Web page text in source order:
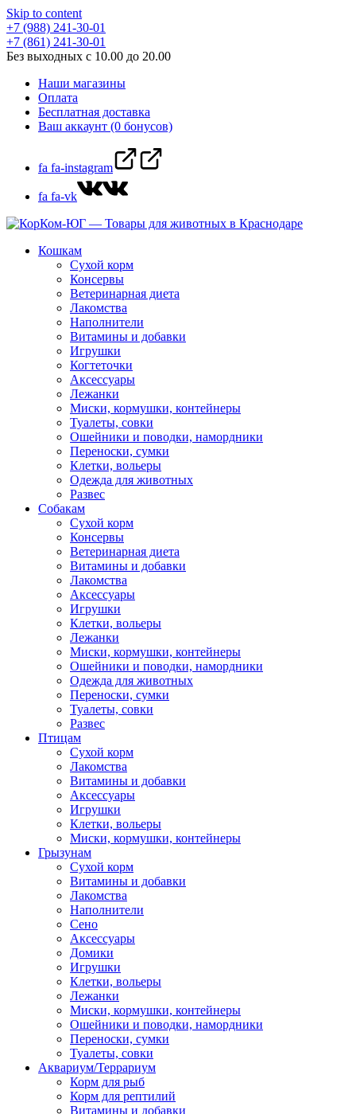
Skip to content
+7 (988) 241-30-01
+7 (861) 241-30-01
Без выходных с 10.00 до 20.00
Наши магазины
Оплата
Бесплатная доставка
Ваш аккаунт (0 бонусов)
fa fa-instagram
fa fa-vk
Кошкам
Сухой корм
Консервы
Ветеринарная диета
Лакомства
Наполнители
Витамины и добавки
Игрушки
Когтеточки
Аксессуары
Лежанки
Миски, кормушки, контейнеры
Туалеты, совки
Ошейники и поводки, намордники
Переноски, сумки
Клетки, вольеры
Одежда для животных
Развес
Собакам
Сухой корм
Консервы
Ветеринарная диета
Витамины и добавки
Лакомства
Аксессуары
Игрушки
Клетки, вольеры
Лежанки
Миски, кормушки, контейнеры
Ошейники и поводки, намордники
Одежда для животных
Переноски, сумки
Туалеты, совки
Развес
Птицам
Сухой корм
Лакомства
Витамины и добавки
Аксессуары
Игрушки
Клетки, вольеры
Миски, кормушки, контейнеры
Грызунам
Сухой корм
Витамины и добавки
Лакомства
Наполнители
Сено
Аксессуары
Домики
Игрушки
Клетки, вольеры
Лежанки
Миски, кормушки, контейнеры
Ошейники и поводки, намордники
Переноски, сумки
Туалеты, совки
Аквариум/Террариум
Корм для рыб
Корм для рептилий
Витамины и добавки